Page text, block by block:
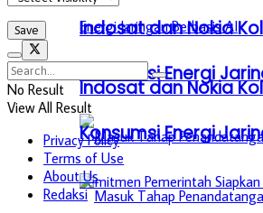
Indosat dan Nokia
Konsumsi Energi
Indosat dan Nokia
Konsumsi Energi
No Result
View All Result
Privacy Policy
Terms of Use
About Us
Redaksi